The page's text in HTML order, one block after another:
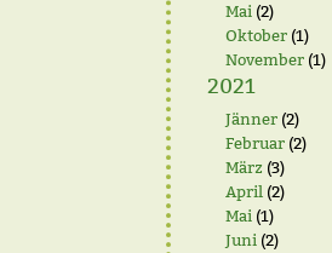
Mai (2)
Oktober(1)
November(1)
2021
Jänner(2)
Februar(2)
März (3)
April (2)
Mai (1)
Juni (2)